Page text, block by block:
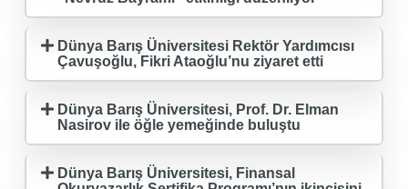
Dünya Barış Üniversitesi Rektör Yardımcısı
Çavuşoğlu, Fikri Ataoğlu’nu ziyaret etti
Dünya Barış Üniversitesi, Prof. Dr. Elman
Nasirov ile öğle yemeğinde buluştu
Dünya Barış Üniversitesi, Finansal